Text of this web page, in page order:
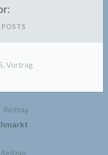
,Vortrag
Beitrag